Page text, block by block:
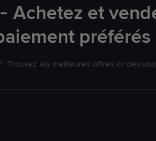
Achetez et
préférés
Trouvez les meilleures offres ci-